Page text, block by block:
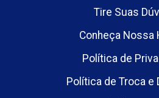
Tire Suas
Conheça Nossa
Política de
Política de Troca e